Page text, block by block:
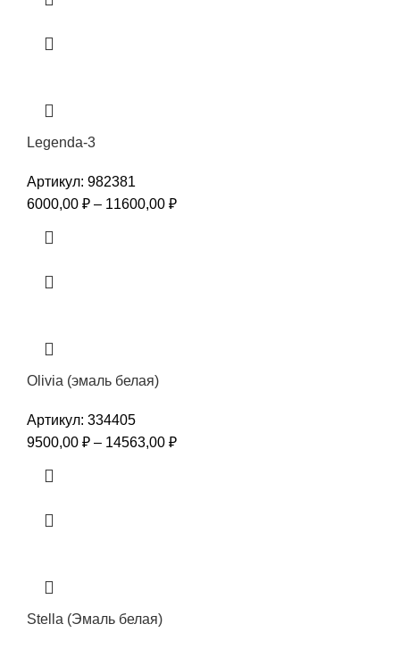
Legenda-3
Артикул: 982381
6000,00 ₽ – 11600,00 ₽
Olivia (эмаль белая)
Артикул: 334405
9500,00 ₽ – 14563,00 ₽
Stella (Эмаль белая)